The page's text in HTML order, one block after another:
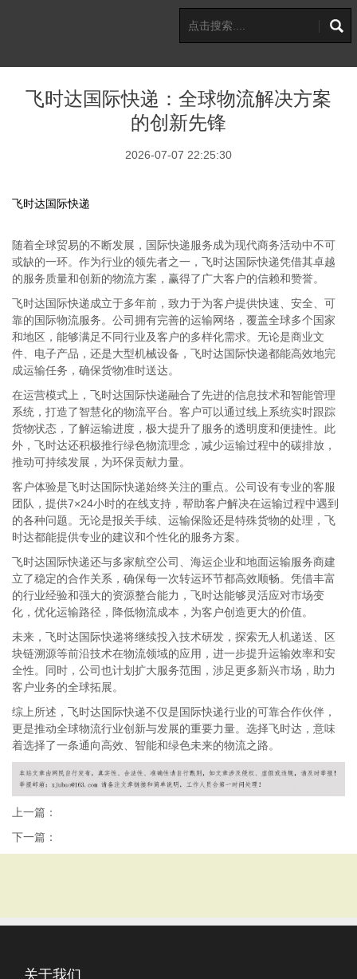
飞时达国际快递：全球物流解决方案
的创新先锋
2026-07-07 22:25:30
飞时达国际快递
随着全球贸易的不断发展，国际快递服务成为现代商务活动中不可
或缺的一环。作为行业的领先者之一，飞时达国际快递凭借其卓越
的服务质量和创新的物流方案，赢得了广大客户的信赖和赞誉。
飞时达国际快递成立于多年前，致力于为客户提供快速、安全、可
靠的国际物流服务。公司拥有完善的运输网络，覆盖全球多个国家
和地区，能够满足不同行业及客户的多样化需求。无论是商业文
件、电子产品，还是大型机械设备，飞时达国际快递都能高效地完
成运输任务，确保货物准时送达。
在运营模式上，飞时达国际快递融合了先进的信息技术和智能管理
系统，打造了智慧化的物流平台。客户可以通过线上系统实时跟踪
货物状态，了解运输进度，极大提升了服务的透明度和便捷性。此
外，飞时达还积极推行绿色物流理念，减少运输过程中的碳排放，
推动可持续发展，为环保贡献力量。
客户体验是飞时达国际快递始终关注的重点。公司设有专业的客服
团队，提供7×24小时的在线支持，帮助客户解决在运输过程中遇到
的各种问题。无论是报关手续、运输保险还是特殊货物的处理，飞
时达都能提供专业的建议和个性化的服务方案。
飞时达国际快递还与多家航空公司、海运企业和地面运输服务商建
立了稳定的合作关系，确保每一次转运环节都高效顺畅。凭借丰富
的行业经验和强大的资源整合能力，飞时达能够灵活应对市场变
化，优化运输路径，降低物流成本，为客户创造更大的价值。
未来，飞时达国际快递将继续投入技术研发，探索无人机递送、区
块链溯源等前沿技术在物流领域的应用，进一步提升运输效率和安
全性。同时，公司也计划扩大服务范围，涉足更多新兴市场，助力
客户业务的全球拓展。
综上所述，飞时达国际快递不仅是国际快递行业的可靠合作伙伴，
更是推动全球物流行业创新与发展的重要力量。选择飞时达，意味
着选择了一条通向高效、智能和绿色未来的物流之路。
上一篇：
下一篇：
关于我们